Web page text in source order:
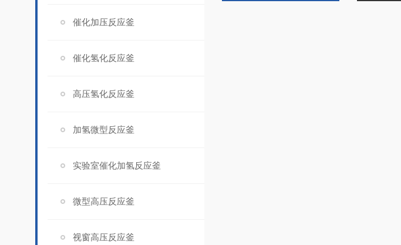
催化加压反应釜
催化氢化反应釜
高压氢化反应釜
加氢微型反应釜
实验室催化加氢反应釜
微型高压反应釜
视窗高压反应釜